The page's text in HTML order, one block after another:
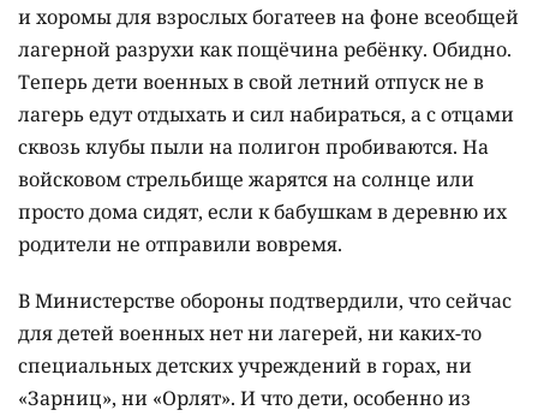
и хоромы для взрослых богатеев на фоне всеобщей
лагерной разрухи как пощёчина ребёнку. Обидно.
Теперь дети военных в свой летний отпуск не в
лагерь едут отдыхать и сил набираться, а с отцами
сквозь клубы пыли на полигон пробиваются. На
войсковом стрельбище жарятся на солнце или
просто дома сидят, если к бабушкам в деревню их
родители не отправили вовремя.
В Министерстве обороны подтвердили, что сейчас
для детей военных нет ни лагерей, ни каких-то
специальных детских учреждений в горах, ни
«Зарниц», ни «Орлят». И что дети, особенно из